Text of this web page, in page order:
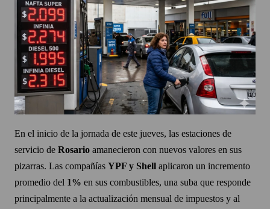
En el inicio de la jornada de este jueves, las estaciones de
servicio de Rosario amanecieron con nuevos valores en sus
pizarras. Las compañías YPF y Shell aplicaron un incremento
promedio del 1% en sus combustibles, una suba que responde
principalmente a la actualización mensual de impuestos y al